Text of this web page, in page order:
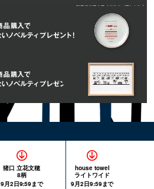
猪口 立花文穂
8柄
9月2日9:59まで
house towel
ライトワイド
9月2日9:59まで